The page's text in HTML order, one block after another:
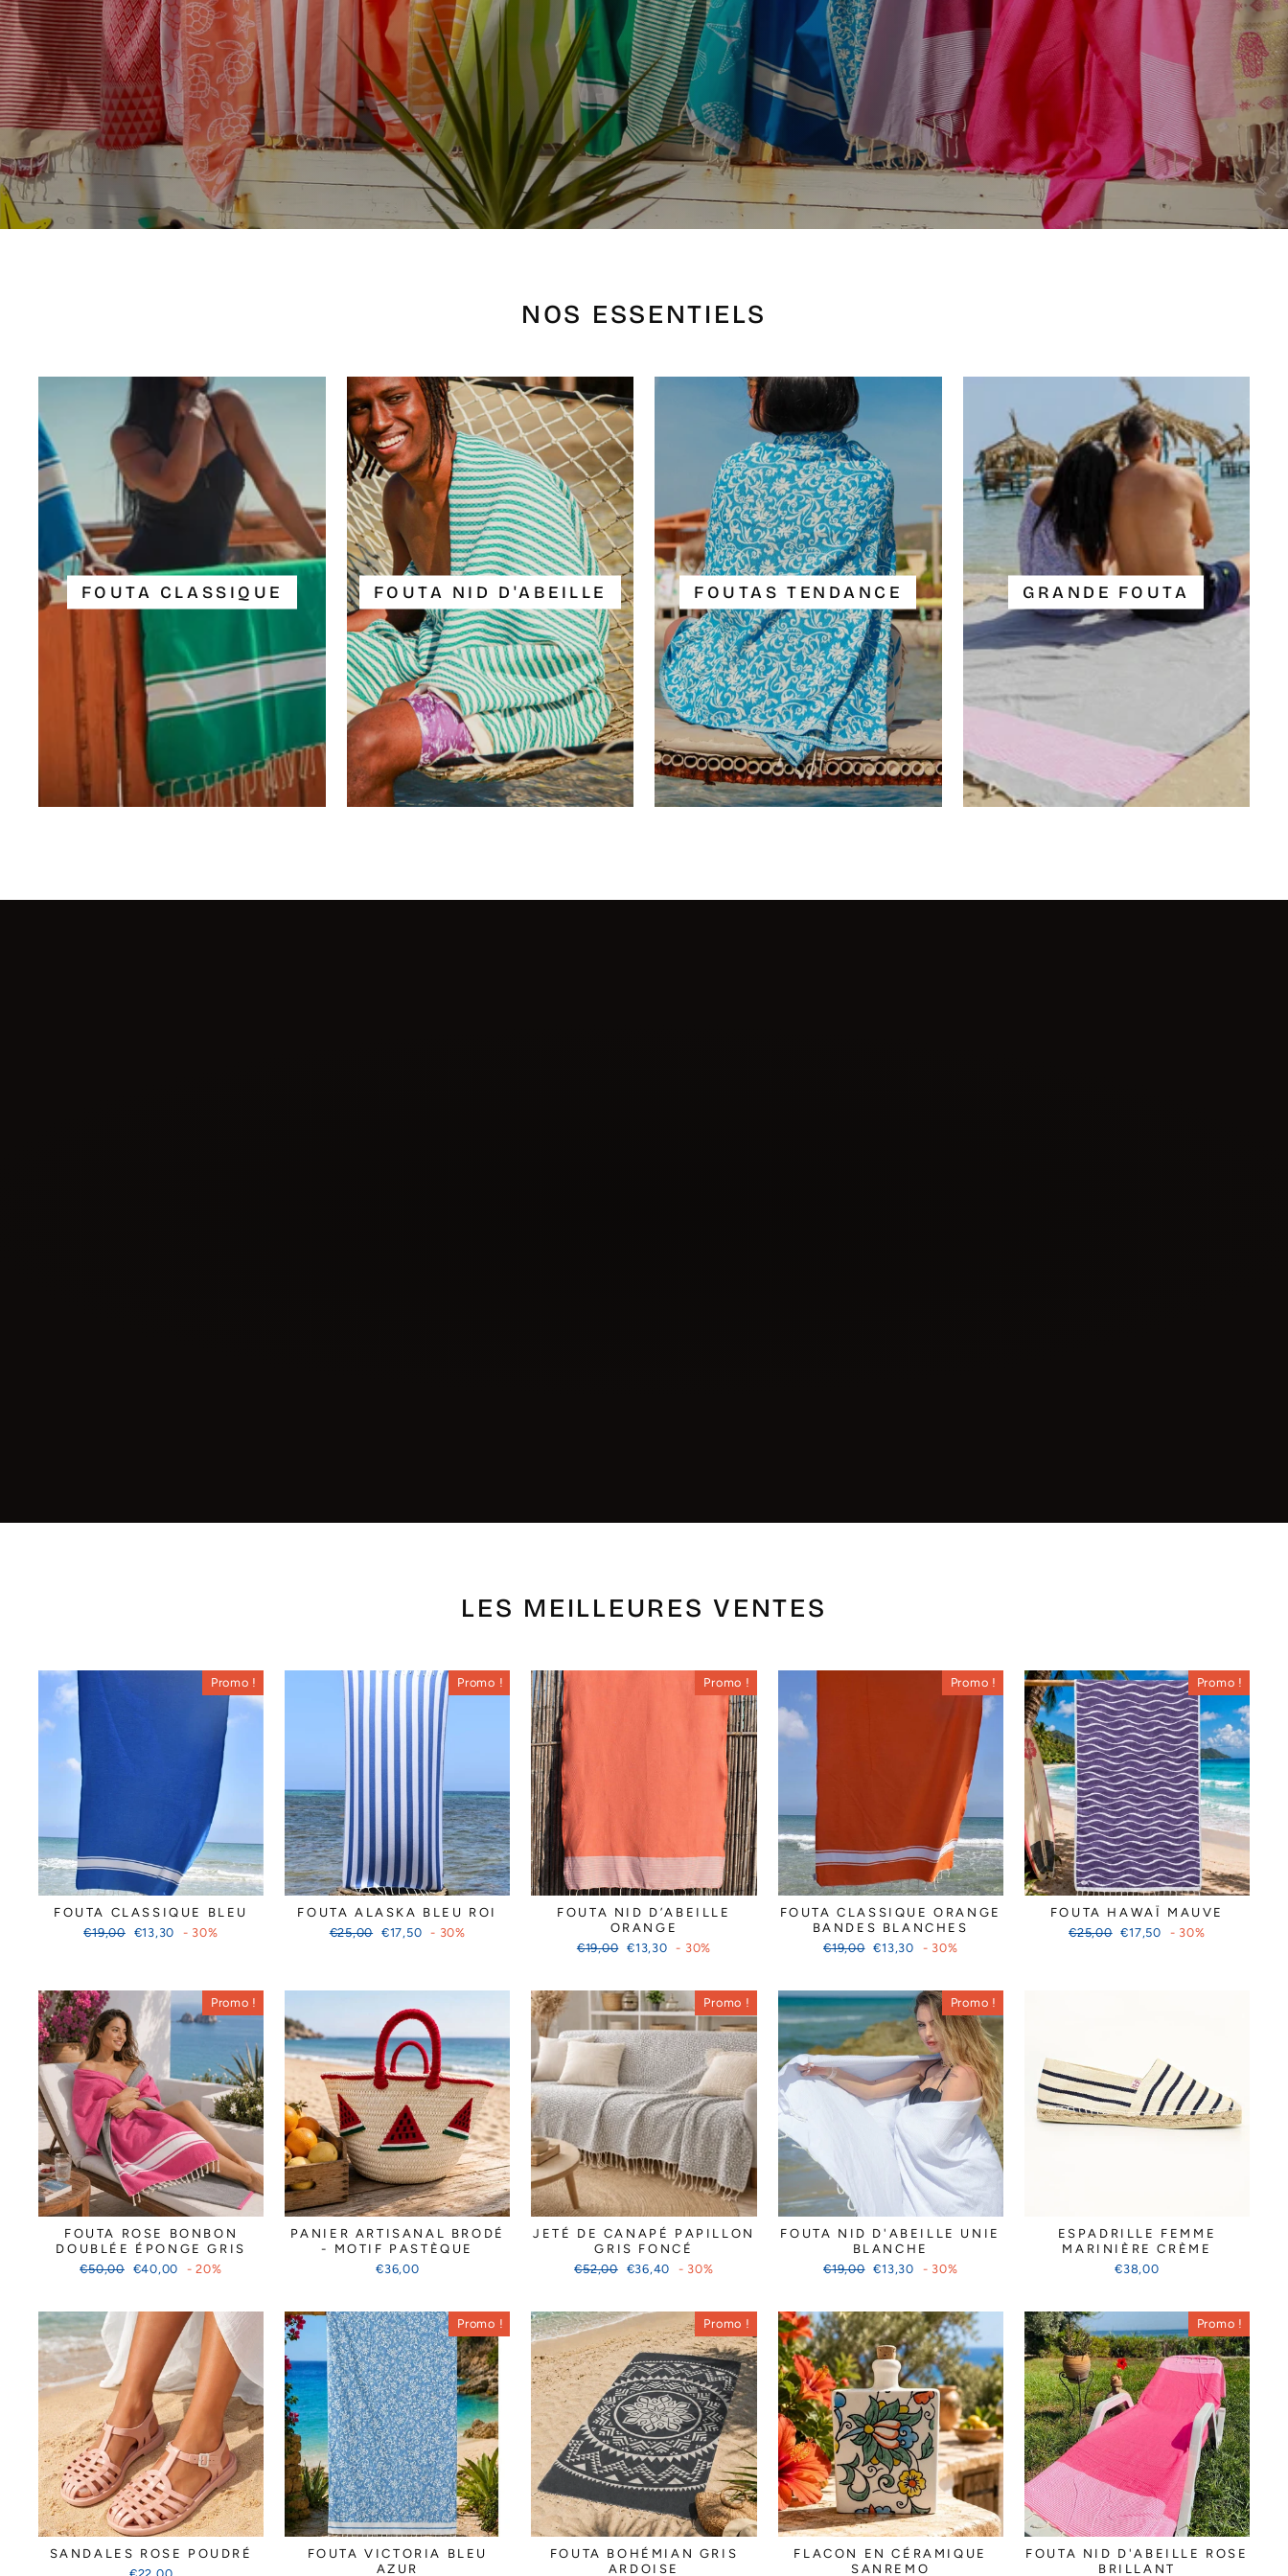
NOS ESSENTIELS
FOUTA CLASSIQUE FOUTA NID D'ABEILLE FOUTAS TENDANCE GRANDE FOUTA
LES MEILLEURES VENTES
Promo !
FOUTA CLASSIQUE BLEU
Prix
€19,00
Prix
€13,30 - 30%
Promo !
FOUTA ALASKA BLEU ROI
Prix
€25,00 Prix
€17,50 - 30%
Promo !
FOUTA NID D’ABEILLE
ORANGE
Prix
€19,00 Prix
€13,30 - 30%
Promo !
FOUTA CLASSIQUE ORANGE
BANDES BLANCHES
Prix
€19,00 Prix
€13,30 - 30%
Promo !
FOUTA HAWAÏ MAUVE
Prix
€25,00 Prix
€17,50 - 30%
Promo !
FOUTA ROSE BONBON
DOUBLÉE ÉPONGE GRIS
Prix
€50,00
Prix
€40,00 - 20%
PANIER ARTISANAL BRODÉ
- MOTIF PASTÈQUE
€36,00
Promo !
JETÉ DE CANAPÉ PAPILLON
GRIS FONCÉ
Prix
€52,00
Prix
€36,40 - 30%
Promo !
FOUTA NID D'ABEILLE UNIE
BLANCHE
Prix
€19,00 Prix
€13,30 - 30%
ESPADRILLE FEMME
MARINIÈRE CRÈME
€38,00
SANDALES ROSE POUDRÉ
Promo !
FOUTA VICTORIA BLEU
AZUR
Promo !
FOUTA BOHÉMIAN GRIS
ARDOISE
FLACON EN CÉRAMIQUE
SANREMO
Promo !
FOUTA NID D'ABEILLE ROSE
BRILLANT